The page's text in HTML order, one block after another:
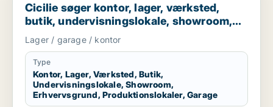
Cicilie søger kontor, lager, værksted,
butik, undervisningslokale, showroom,
erhvervsgrund, produktionslokaler eller
garage til leje i Region Sjælland eller
Nordsjælland
Lager / garage / kontor
Type
Kontor, Lager, Værksted, Butik,
Undervisningslokale, Showroom,
Erhvervsgrund, Produktionslokaler, Garage